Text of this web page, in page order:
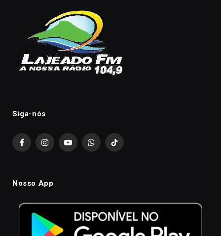
Siga-nós
FacebookInstagramYouTubeWhatsAppTikTok
Nosso App